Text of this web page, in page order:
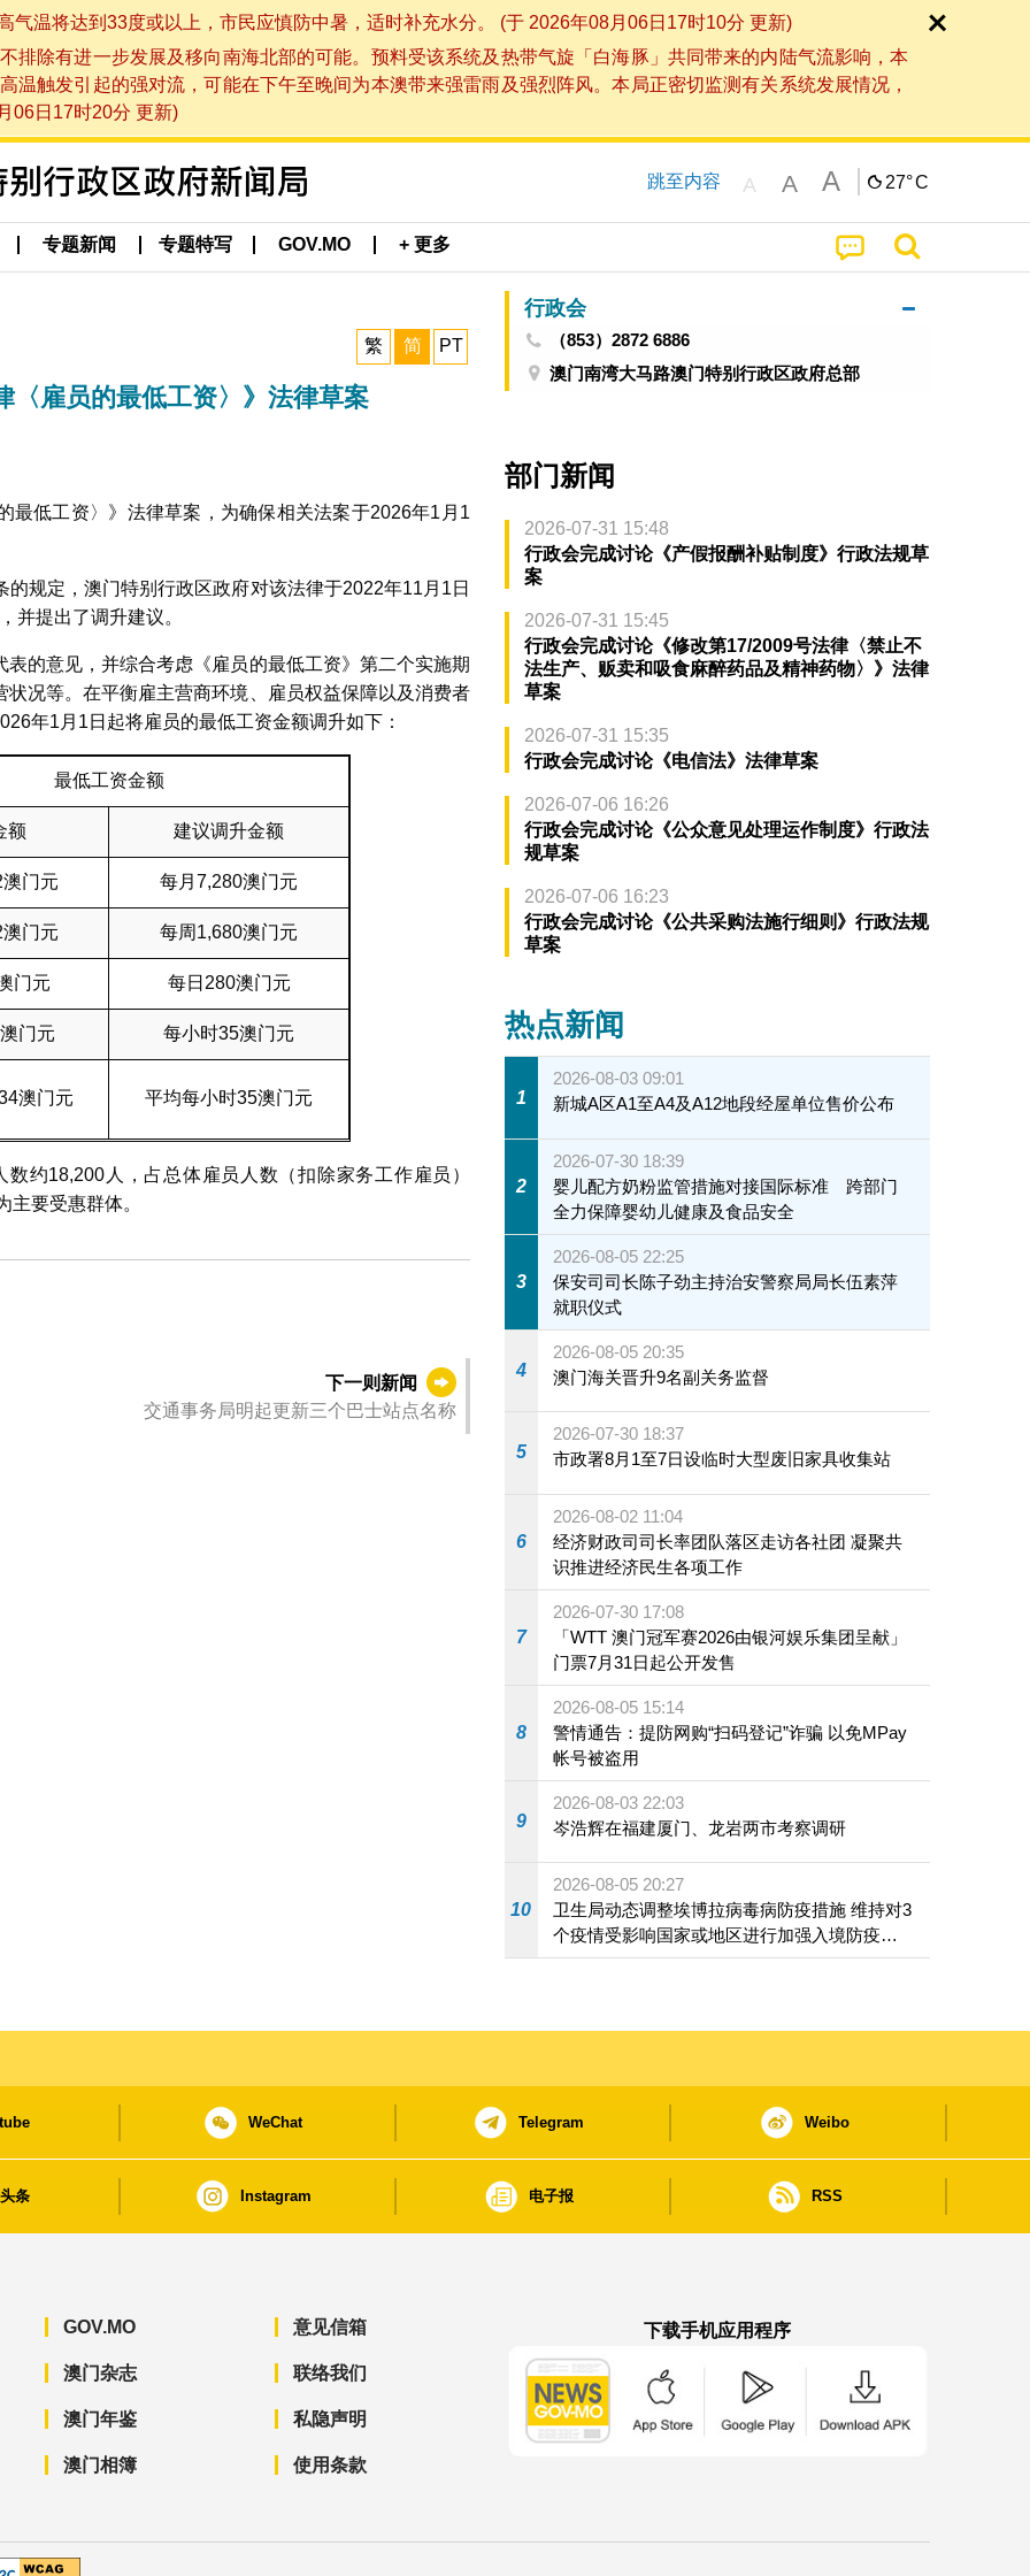
气温将达到33度或以上，市民应慎防中暑，适时补充水分。 (于 2026年08月06日17时10分 更新)
排除有进一步发展及移向南海北部的可能。预料受该系统及热带气旋「白海豚」共同带来的内陆气流影响，本
温触发引起的强对流，可能在下午至晚间为本澳带来强雷雨及强烈阵风。本局正密切监测有关系统发展情况，
06日17时20分 更新)
跳至内容 A A A 27°C
专题新闻 专题特写 GOV.MO + 更多
繁 简 PT
〈雇员的最低工资〉》法律草案
最低工资〉》法律草案，为确保相关法案于2026年1月1
规定，澳门特别行政区政府对该法律于2022年11月1日
并提出了调升建议。
的意见，并综合考虑《雇员的最低工资》第二个实施期
况等。在平衡雇主营商环境、雇员权益保障以及消费者
年1月1日起将雇员的最低工资金额调升如下：
最低工资金额
额 建议调升金额
门元 每月7,280澳门元
门元 每周1,680澳门元
门元 每日280澳门元
门元 每小时35澳门元
澳门元 平均每小时35澳门元
约18,200人，占总体雇员人数（扣除家务工作雇员）
要受惠群体。
下一则新闻
交通事务局明起更新三个巴士站点名称
行政会
（853）2872 6886
澳门南湾大马路澳门特别行政区政府总部
部门新闻
2026-07-31 15:48
行政会完成讨论《产假报酬补贴制度》行政法规草
案
2026-07-31 15:45
行政会完成讨论《修改第17/2009号法律〈禁止不
法生产、贩卖和吸食麻醉药品及精神药物〉》法律
草案
2026-07-31 15:35
行政会完成讨论《电信法》法律草案
2026-07-06 16:26
行政会完成讨论《公众意见处理运作制度》行政法
规草案
2026-07-06 16:23
行政会完成讨论《公共采购法施行细则》行政法规
草案
热点新闻
1
2026-08-03 09:01
新城A区A1至A4及A12地段经屋单位售价公布
2
2026-07-30 18:39
婴儿配方奶粉监管措施对接国际标准 跨部门
全力保障婴幼儿健康及食品安全
3
2026-08-05 22:25
保安司司长陈子劲主持治安警察局局长伍素萍
就职仪式
4
2026-08-05 20:35
澳门海关晋升9名副关务监督
5
2026-07-30 18:37
市政署8月1至7日设临时大型废旧家具收集站
6
2026-08-02 11:04
经济财政司司长率团队落区走访各社团 凝聚共
识推进经济民生各项工作
7
2026-07-30 17:08
「WTT 澳门冠军赛2026由银河娱乐集团呈献」
门票7月31日起公开发售
8
2026-08-05 15:14
警情通告：提防网购“扫码登记”诈骗 以免MPay
帐号被盗用
9
2026-08-03 22:03
岑浩辉在福建厦门、龙岩两市考察调研
10
2026-08-05 20:27
卫生局动态调整埃博拉病毒病防疫措施 维持对3
个疫情受影响国家或地区进行加强入境防疫措
施
WeChat Telegram Weibo
条 Instagram 电子报 RSS
GOV.MO
澳门杂志
澳门年鉴
澳门相簿
意见信箱
联络我们
私隐声明
使用条款
下载手机应用程序